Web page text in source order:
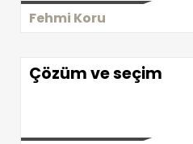
Fehmi Koru
Çözüm ve seçim